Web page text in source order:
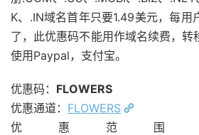
K、.IN域名首年只要1.49美元，每用
了，此优惠码不能用作域名续费，转
使用Paypal，支付宝。
优惠码： FLOWERS
优惠通道： FLOWERS
优惠范围